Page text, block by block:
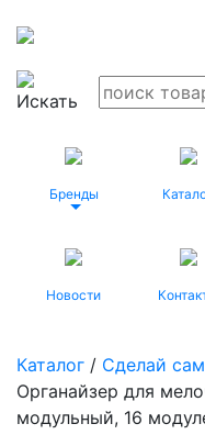
Бренды
Новости
Каталог / Сделай сам
Органайзер для
модульный, 16